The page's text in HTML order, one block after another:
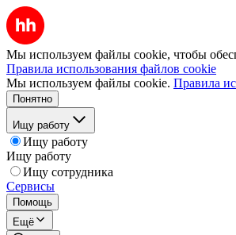
Мы используем файлы cookie, чтобы
Правила использования файлов cookie
Мы используем файлы cookie. Правила
Понятно
Ищу работу
Ищу работу
Ищу работу
Ищу сотрудника
Сервисы
Помощь
Ещё